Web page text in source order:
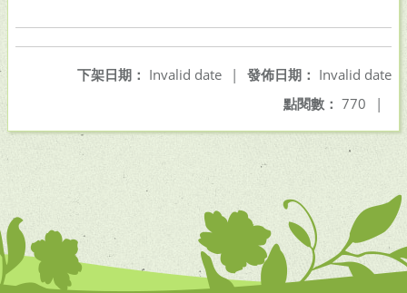
發佈日期： Invalid date
下架日期： Invalid date
|
點閱數： 770 |